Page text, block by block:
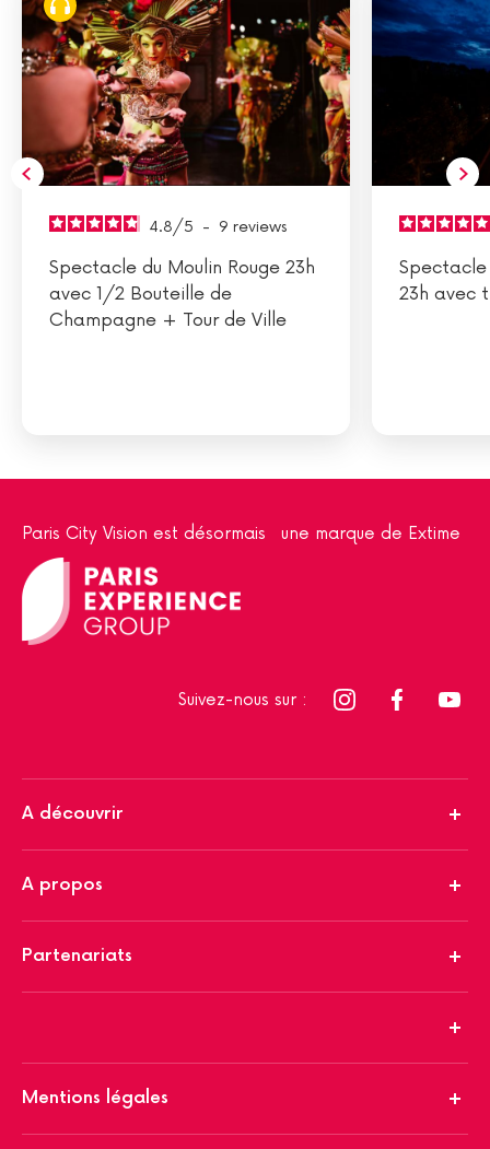
4.8/5 - 9 reviews
Spectacle du Moulin Rouge 23h
avec 1/2 Bouteille de
Champagne + Tour de Ville
Spectacle
23h avec
Paris City Vision est désormais une marque de Extime
Suivez-nous sur :
A découvrir
A propos
Partenariats
Mentions légales